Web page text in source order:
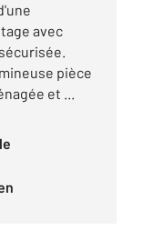
avec
pièce
et ...